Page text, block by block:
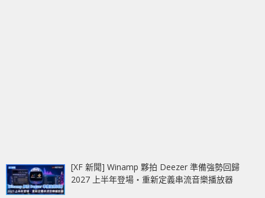
[XF 新聞] Winamp 夥拍 Deezer 準備強勢回歸
2027 上半年登場‧重新定義串流音樂播放器